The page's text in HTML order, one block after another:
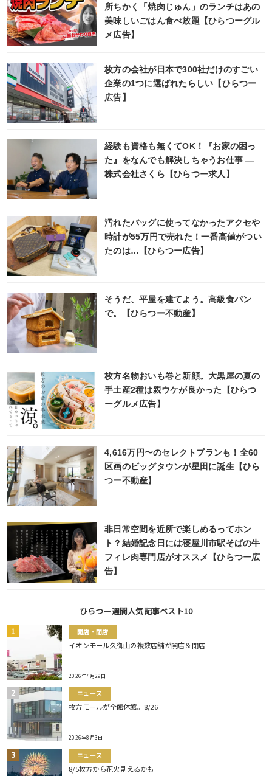
所ちかく「焼肉じゅん」のランチはあの
美味しいごはん食べ放題【ひらつーグル
メ広告】
枚方の会社が日本で300社だけのすごい
企業の1つに選ばれたらしい【ひらつー
広告】
経験も資格も無くてOK！『お家の困っ
た』をなんでも解決しちゃうお仕事 ―
株式会社さくら【ひらつー求人】
汚れたバッグに使ってなかったアクセや
時計が55万円で売れた！一番高値がつい
たのは…【ひらつー広告】
そうだ、平屋を建てよう。高級食パン
で。【ひらつー不動産】
枚方名物おいも巻と新顔。大黒屋の夏の
手土産2種は親ウケが良かった【ひらつ
ーグルメ広告】
4,616万円〜のセレクトプランも！全60
区画のビッグタウンが星田に誕生【ひら
つー不動産】
非日常空間を近所で楽しめるってホン
ト？結婚記念日には寝屋川市駅そばの牛
フィレ肉専門店がオススメ【ひらつー広
告】
ひらつー週間人気記事ベスト10
開店・閉店
イオンモール久御山の複数店舗が開店＆閉店
2026年7月29日
ニュース
枚方モールが全館休館。8/26
2026年8月3日
ニュース
8/5枚方から花火見えるかも